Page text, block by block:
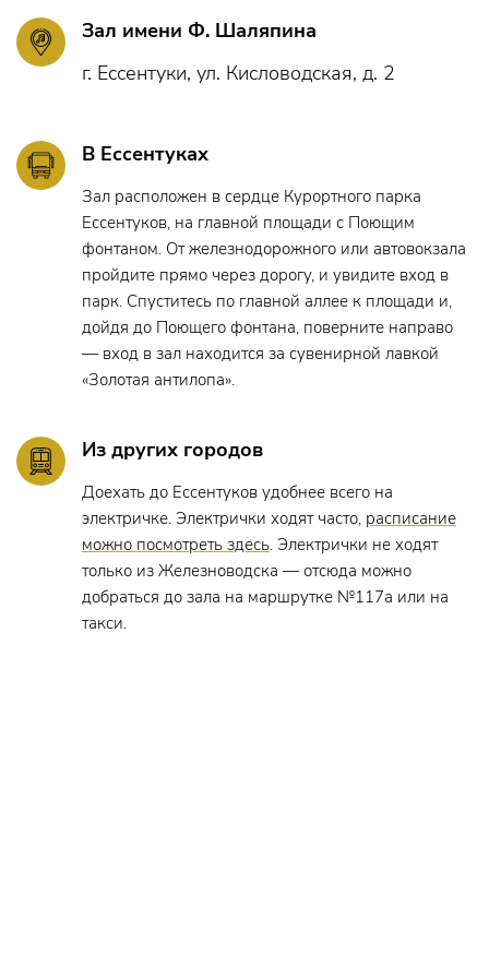
Зал имени Ф. Шаляпина
г. Ессентуки, ул. Кисловодская, д. 2
В Ессентуках
Зал расположен в сердце Курортного парка
Ессентуков, на главной площади с Поющим
фонтаном. От железнодорожного или автовокзала
пройдите прямо через дорогу, и увидите вход в
парк. Спуститесь по главной аллее к площади и,
дойдя до Поющего фонтана, поверните направо
— вход в зал находится за сувенирной лавкой
«Золотая антилопа».
Из других городов
Доехать до Ессентуков удобнее всего на
электричке. Электрички ходят часто, расписание
можно посмотреть здесь. Электрички не ходят
только из Железноводска — отсюда можно
добраться до зала на маршрутке №117а или на
такси.